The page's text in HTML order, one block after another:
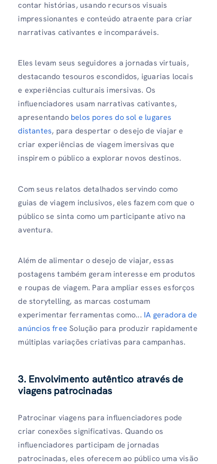
contar histórias, usando recursos visuais
impressionantes e conteúdo atraente para criar
narrativas cativantes e incomparáveis.
Eles levam seus seguidores a jornadas virtuais,
destacando tesouros escondidos, iguarias locais
e experiências culturais imersivas. Os
influenciadores usam narrativas cativantes,
apresentando belos pores do sol e lugares
distantes, para despertar o desejo de viajar e
criar experiências de viagem imersivas que
inspirem o público a explorar novos destinos.
Com seus relatos detalhados servindo como
guias de viagem inclusivos, eles fazem com que o
público se sinta como um participante ativo na
aventura.
Além de alimentar o desejo de viajar, essas
postagens também geram interesse em produtos
e roupas de viagem. Para ampliar esses esforços
de storytelling, as marcas costumam
experimentar ferramentas como... IA geradora de
anúncios free Solução para produzir rapidamente
múltiplas variações criativas para campanhas.
3. Envolvimento autêntico através de
viagens patrocinadas
Patrocinar viagens para influenciadores pode
criar conexões significativas. Quando os
influenciadores participam de jornadas
patrocinadas, eles oferecem ao público uma visão